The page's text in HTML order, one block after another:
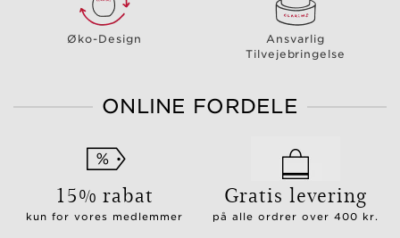
Øko-Design
Ansvarlig
Tilvejebringelse
ONLINE FORDELE
15% rabat
kun for vores medlemmer
Gratis levering
på alle ordrer over 400 kr.